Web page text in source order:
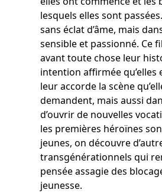
lesquels elles sont
sans éclat d’âme, mais
sensible et passionné. Ce
avant toute chose leur
intention affirmée qu’elles
leur accorde la scène
demandent, mais aussi
d’ouvrir de nouvelles
les premières héroïnes
jeunes, on découvre
transgénérationnels qui
pensée assagie des
jeunesse.